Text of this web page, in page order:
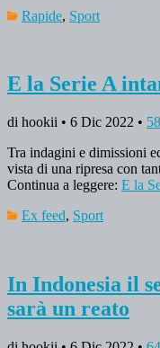
Rapide, Sport
E la Serie A
di hookii • 6 Dic 2022 •
Tra indagini e dimissioni
vista di una ripresa con
Continua a leggere: E la
Ex feed, Sport
In Indonesia il
sarà un reato